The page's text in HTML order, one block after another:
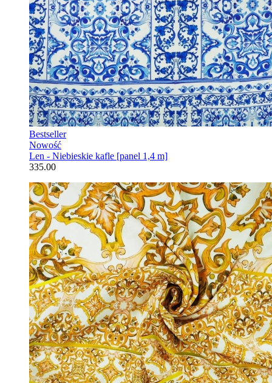
Bestseller
Nowość
Len - Niebieskie kafle [panel 1,4 m]
335.00